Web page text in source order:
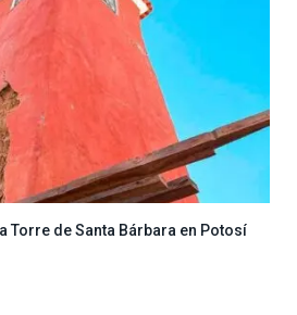
Torre de Santa Bárbara en Potosí